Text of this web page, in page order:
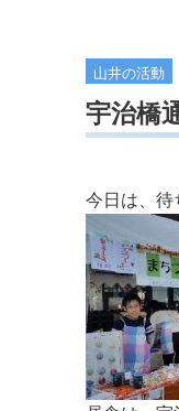
山井の活動
宇治橋
今日は、